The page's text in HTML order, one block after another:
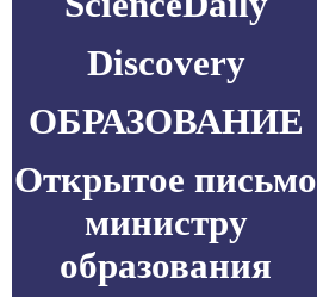
Discovery
ОБРАЗОВАНИЕ
Открытое письмо
министру
образования